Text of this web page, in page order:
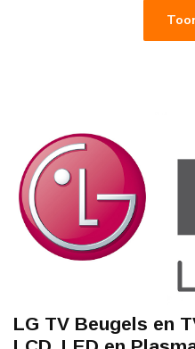
LG TV Beugels en